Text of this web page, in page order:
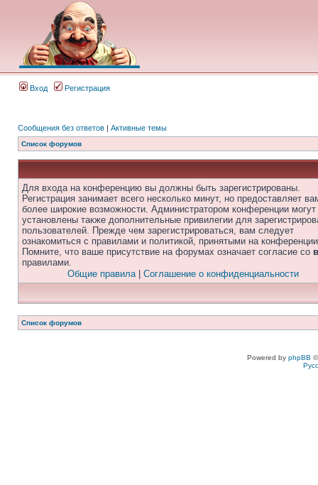
Вход Регистрация
Сообщения без ответов | Активные темы
Список форумов
Для входа на конференцию вы должны быть зарегистрированы.
Регистрация занимает всего несколько минут, но предоставляет
более широкие возможности. Администратором конференции
установлены также дополнительные привилегии для
пользователей. Прежде чем зарегистрироваться, вам следует
ознакомиться с правилами и политикой, принятыми на
Помните, что ваше присутствие на форумах означает согласие со
правилами.
Общие правила| Соглашение о конфиденциальности
Список форумов
Powered by phpBB